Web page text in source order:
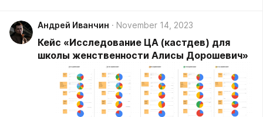
Андрей Иванчин November 14, 2023
Кейс «Исследование ЦА (кастдев) для
школы женственности Алисы Дорошевич»